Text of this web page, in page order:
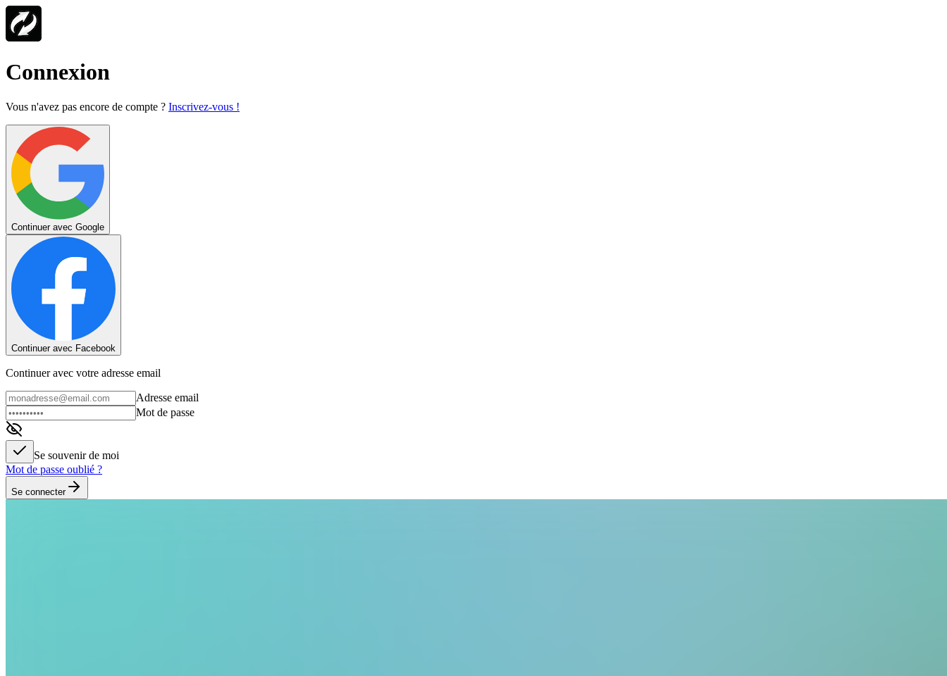
Connexion
Vous n'avez pas encore de compte ? Inscrivez-vous !
Continuer avec Google
Continuer avec Facebook
Continuer avec votre adresse email
Adresse email
Mot de passe
Se souvenir de moi
Mot de passe oublié ?
Se connecter